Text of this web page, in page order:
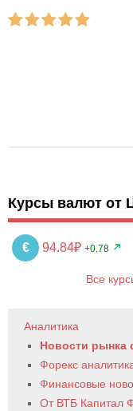
Курсы валют от
€ 94.84₽ +0.78
Все
Аналитика
Новости рынка
Форекс
Финансовые
От ВТБ Капитал